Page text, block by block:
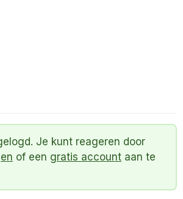
Je kunt reageren door
of een gratis account aan te